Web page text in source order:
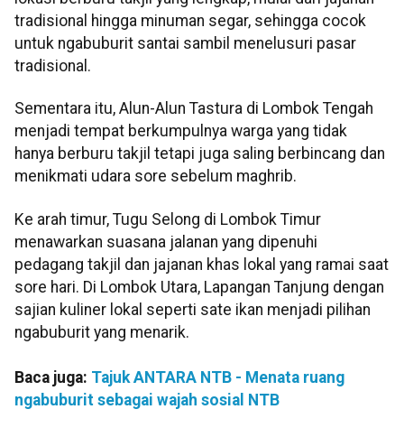
tradisional hingga minuman segar, sehingga cocok
untuk ngabuburit santai sambil menelusuri pasar
tradisional.
Sementara itu, Alun-Alun Tastura di Lombok Tengah
menjadi tempat berkumpulnya warga yang tidak
hanya berburu takjil tetapi juga saling berbincang dan
menikmati udara sore sebelum maghrib.
Ke arah timur, Tugu Selong di Lombok Timur
menawarkan suasana jalanan yang dipenuhi
pedagang takjil dan jajanan khas lokal yang ramai saat
sore hari. Di Lombok Utara, Lapangan Tanjung dengan
sajian kuliner lokal seperti sate ikan menjadi pilihan
ngabuburit yang menarik.
Baca juga: Tajuk ANTARA NTB - Menata ruang
ngabuburit sebagai wajah sosial NTB